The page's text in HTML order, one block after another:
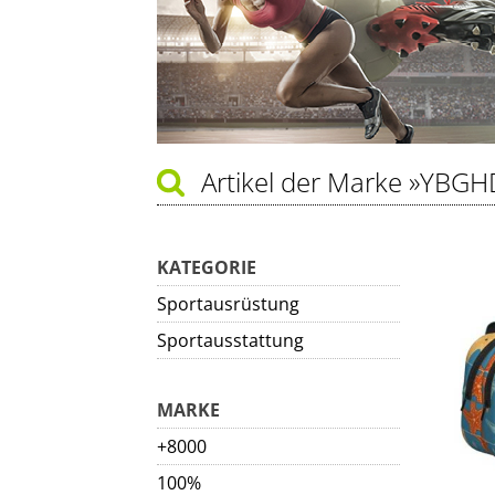
Artikel der Marke
KATEGORIE
Sportausrüstung
Sportausstattung
MARKE
+8000
100%